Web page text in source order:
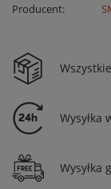
Producent:
Wysyłka
Wysyłka